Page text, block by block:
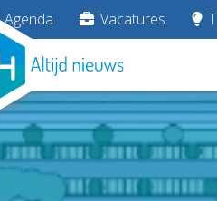
Agenda Vacatures